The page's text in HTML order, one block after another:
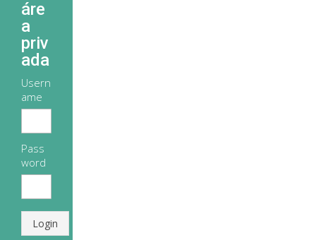
áre
a
priv
ada
Usern
ame
Pass
word
Login